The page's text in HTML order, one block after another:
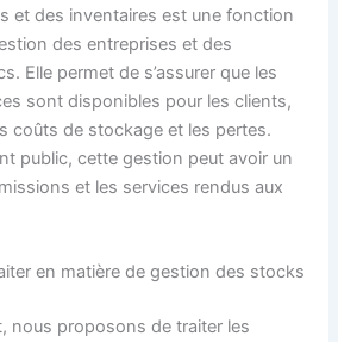
et des inventaires est une fonction
des entreprises et des
Elle permet de s’assurer que les
sont disponibles pour les clients,
coûts de stockage et les pertes.
public, cette gestion peut avoir un
et les services rendus aux
en matière de gestion des stocks
nous proposons de traiter les